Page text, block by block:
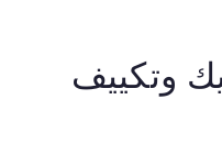
وتكييف